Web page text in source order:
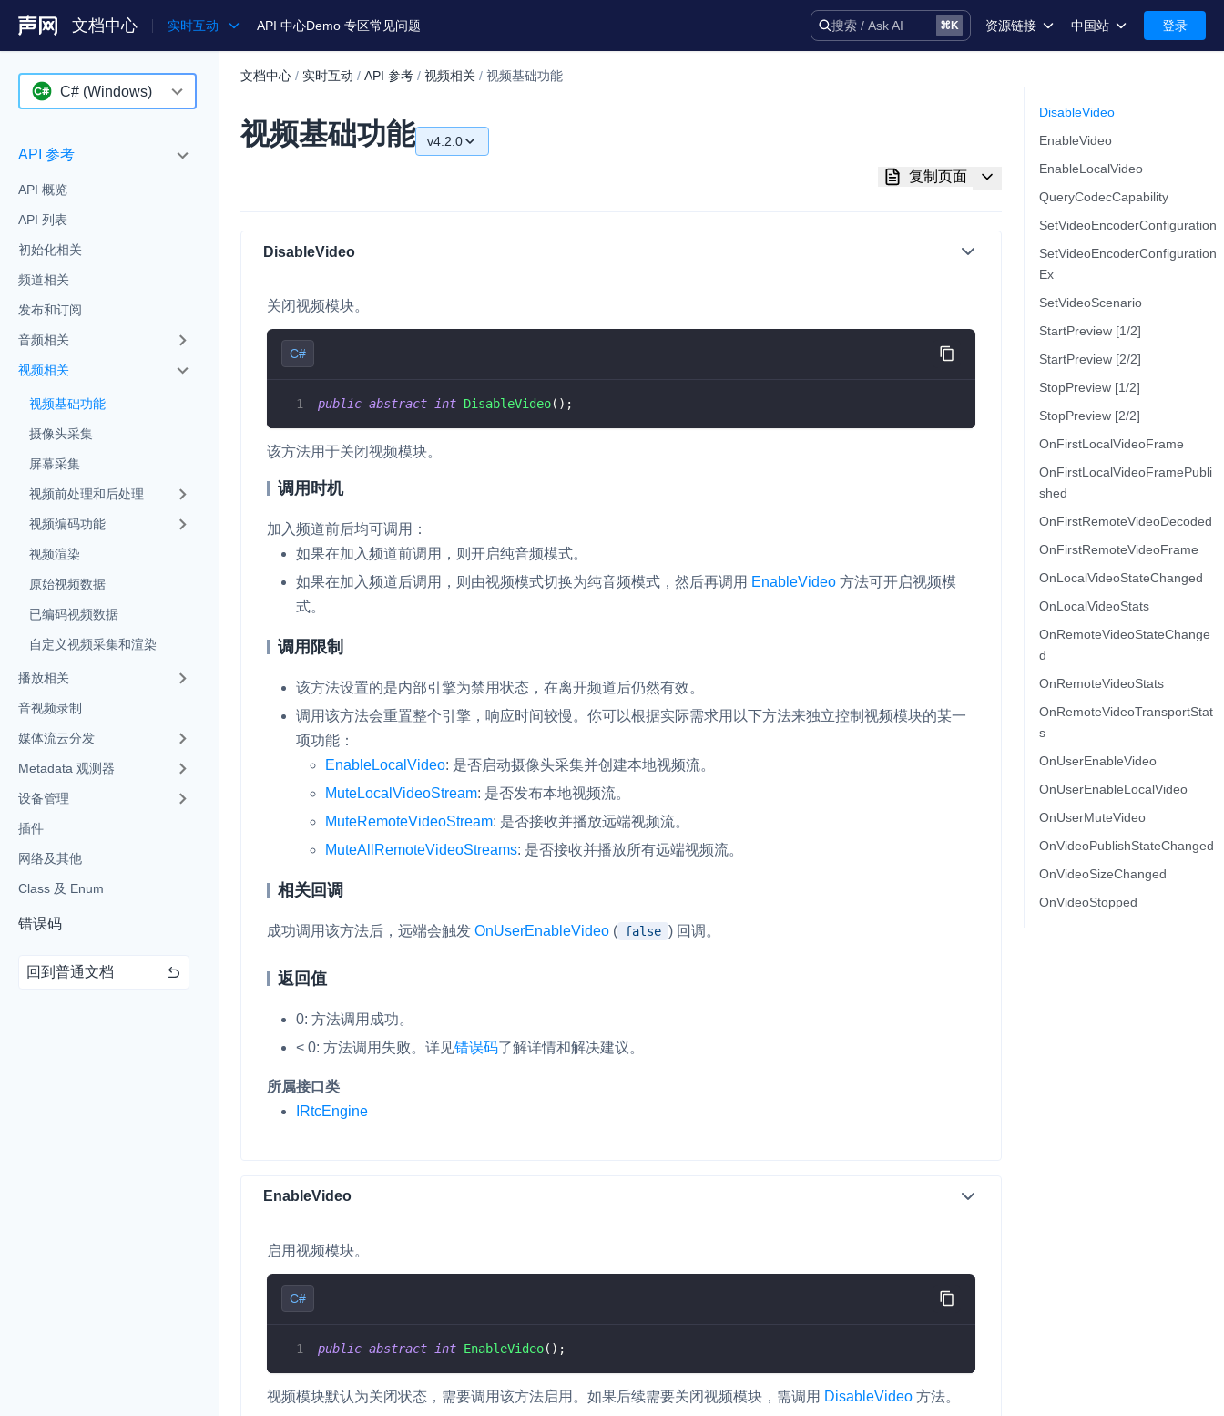
文档中心 实时互动
产品
通用文档
Legacy 文档
实时互动基础能力
对话式 AI 引擎 NEW HOT
突破传统文字交互模式，与 AI 进行高拟
集成实时通信技术，实现更强的实时音视
频互动功能、更大的可扩展性和更优秀的
互动效果
实时消息
一整套低延时、高并发、可扩展、高可靠
的实时消息及状态同步解决方案
即时通讯 IM NEW
一整套高可靠、低时延、高并发、安全、
全球化的即时聊天云服务。
融合 CDN 直播
体播放体验最佳的 CDN 直播方案
媒体流加速
为智能硬件提供优质的媒体流传输，实现
媒体服务
使用录制、推流、拉流等服务丰富互动体
RTC 服务端 SDK
快速高效的文档转换解决方案
API 中心Demo 专区常见问题 搜索 / Ask AI ⌘ K 资源链接
技术支持
中国站
International-English
登录
C# (Windows)
iOS
macOS
C++ (全平台)
HarmonyOS
C# (Windows)
Unity
Flutter
React Native
Unreal (C++)
React
API 参考
API 概览
API 列表
初始化相关
频道相关
发布和订阅
音频相关
视频相关
视频基础功能
摄像头采集
屏幕采集
视频前处理和后处理
视频编码功能
视频渲染
原始视频数据
已编码视频数据
自定义视频采集和渲染
播放相关
音视频录制
媒体流云分发
Metadata 观测器
设备管理
插件
网络及其他
Class 及 Enum
错误码
回到普通文档
文档中心 / 实时互动 / API 参考 / 视频相关 / 视频基础功能
视频基础功能 v4.2.0
复制页面
DisableVideo
关闭视频模块。
C#
public abstract int DisableVideo( ) ;
该方法用于关闭视频模块。
调用时机
加入频道前后均可调用：
如果在加入频道前调用，则开启纯音频模式。
如果在加入频道后调用，则由视频模式切换为纯音频模式，然后再调用 EnableVideo 方法可开启视频模
式。
调用限制
该方法设置的是内部引擎为禁用状态，在离开频道后仍然有效。
调用该方法会重置整个引擎，响应时间较慢。你可以根据实际需求用以下方法来独立控制视频模块的某一
项功能：
EnableLocalVideo: 是否启动摄像头采集并创建本地视频流。
MuteLocalVideoStream: 是否发布本地视频流。
MuteRemoteVideoStream: 是否接收并播放远端视频流。
MuteAllRemoteVideoStreams: 是否接收并播放所有远端视频流。
相关回调
成功调用该方法后，远端会触发 OnUserEnableVideo ( false ) 回调。
返回值
0: 方法调用成功。
< 0: 方法调用失败。 详见错误码了解详情和解决建议。
所属接口类
IRtcEngine
EnableVideo
启用视频模块。
C#
public abstract int EnableVideo( ) ;
视频模块默认为关闭状态，需要调用该方法启用。如果后续需要关闭视频模块，需调用 DisableVideo 方法。
DisableVideo
EnableVideo
EnableLocalVideo
QueryCodecCapability
SetVideoEncoderConfiguration
SetVideoEncoderConfiguration
Ex
SetVideoScenario
StartPreview [1/2]
StartPreview [2/2]
StopPreview [1/2]
StopPreview [2/2]
OnFirstLocalVideoFrame
OnFirstLocalVideoFramePubli
shed
OnFirstRemoteVideoDecoded
OnFirstRemoteVideoFrame
OnLocalVideoStateChanged
OnLocalVideoStats
OnRemoteVideoStateChange
d
OnRemoteVideoStats
OnRemoteVideoTransportStat
s
OnUserEnableVideo
OnUserEnableLocalVideo
OnUserMuteVideo
OnVideoPublishStateChanged
OnVideoSizeChanged
OnVideoStopped